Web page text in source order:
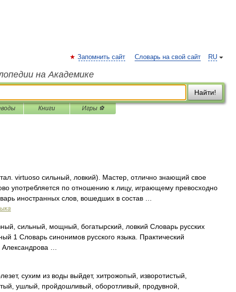
RU
Запомнить сайт Словарь на свой сайт
на Академике
Найти!
Книги Игры ⚽
virtuoso сильный, ловкий). Мастер, отлично знающий свое
употребляется по отношению к лицу, играющему превосходно
иностранных слов, вошедших в состав …
сильный, мощный, богатырский, ловкий Словарь русских
1 Словарь синонимов русского языка. Практический
…
сухим из воды выйдет, хитрожопый, изворотистый,
ушлый, пройдошливый, оборотливый, продувной,